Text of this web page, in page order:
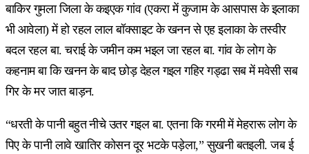
बाकिर गुमला जिला के कइएक गांव (एकरा में कुजाम के आसपास के इलाका
भी आवेला) में हो रहल लाल बॉक्साइट के खनन से एह इलाका के तस्वीर
बदल रहल बा. चराई के जमीन कम भइल जा रहल बा. गांव के लोग के
कहनाम बा कि खनन के बाद छोड़ देहल गइल गहिर गड्ढा सब में मवेसी सब
गिर के मर जात बाड़न.
“धरती के पानी बहुत नीचे उतर गइल बा. एतना कि गरमी में मेहरारू लोग के
पिए के पानी लावे खातिर कोसन दूर भटके पड़ेला,” सुखनी बतइली. जब ई